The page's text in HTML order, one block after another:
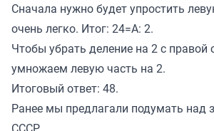
Сначала нужно будет упростить
очень легко. Итог: 24=А: 2.
Чтобы убрать деление на 2 с
умножаем левую часть на 2.
Итоговый ответ: 48.
Ранее мы предлагали подумать над